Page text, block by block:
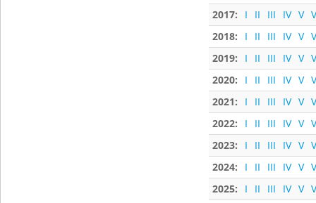
2017:
I II III IV V
2018:
I II III IV V
2019:
I II III IV V
2020:
I II III IV V
2021:
I II III IV V
2022:
I II III IV V
2023:
I II III IV V
2024:
I II III IV V
2025:
I II III IV V